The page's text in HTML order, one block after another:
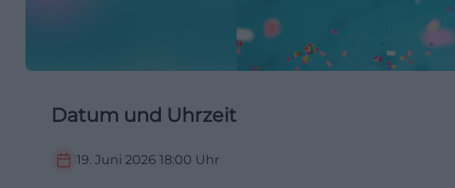
Datum und Uhrzeit
19. Juni 2026 18:00 Uhr